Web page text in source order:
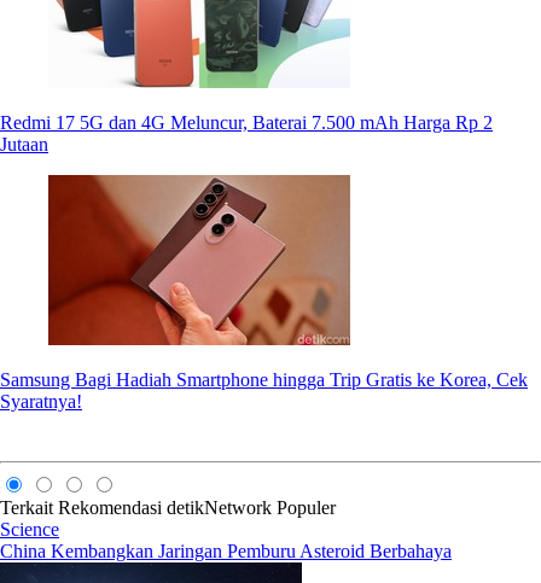
Redmi 17 5G dan 4G Meluncur, Baterai 7.500 mAh Harga Rp 2
Jutaan
Samsung Bagi Hadiah Smartphone hingga Trip Gratis ke Korea, Cek
Syaratnya!
Terkait Rekomendasi detikNetwork Populer
Science
China Kembangkan Jaringan Pemburu Asteroid Berbahaya